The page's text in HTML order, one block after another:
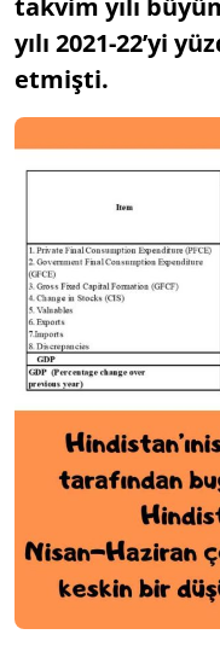
yılı 2021-22’yi
etmişti.